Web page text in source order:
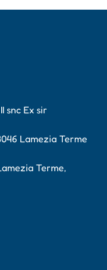
snc Ex sir
Lamezia Terme
Terme,